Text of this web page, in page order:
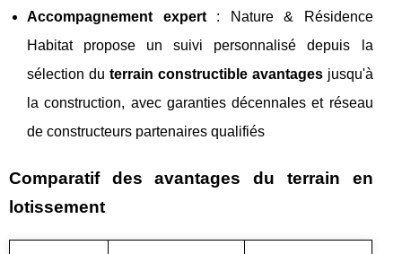
Accompagnement expert: Nature & Résidence
Habitat propose un suivi personnalisé depuis la
sélection du terrain constructible avantagesjusqu'à
la construction, avec garanties décennales et réseau
de constructeurs partenaires qualifiés
Comparatif des avantages du terrain en
lotissement